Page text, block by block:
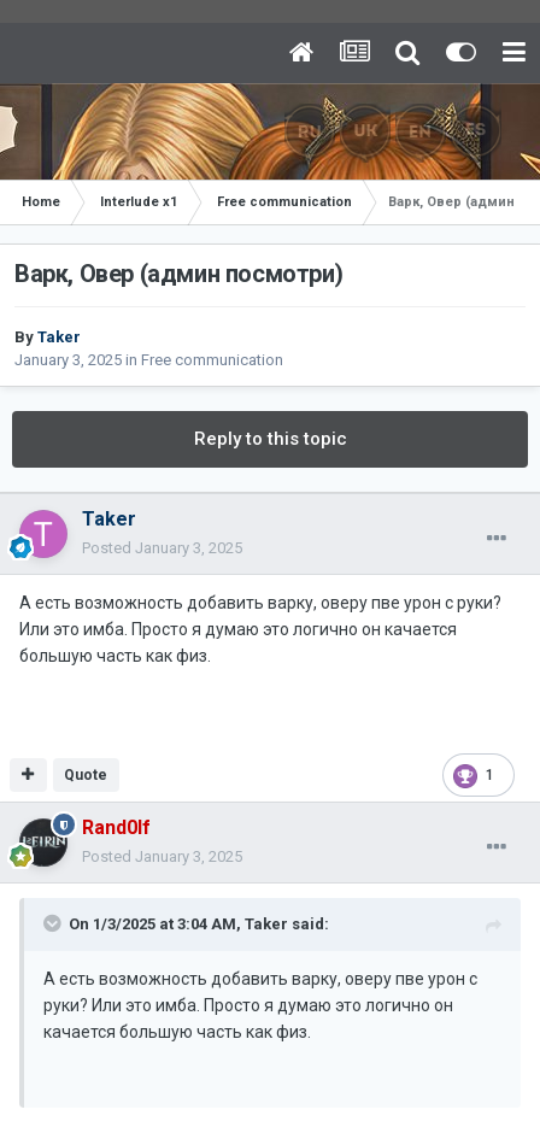
Home Interlude x1 Free communication Варк, Овер (админ
Варк, Овер (админ посмотри)
By Taker
January 3, 2025 in Free communication
Reply to this topic
Taker
Posted January 3, 2025
А есть возможность добавить варку, оверу пве урон с руки?
Или это имба. Просто я думаю это логично он качается
большую часть как физ.
1
Quote
Rand0lf
Posted January 3, 2025
On 1/3/2025 at 3:04 AM, Taker said:
А есть возможность добавить варку, оверу пве урон с
руки? Или это имба. Просто я думаю это логично он
качается большую часть как физ.